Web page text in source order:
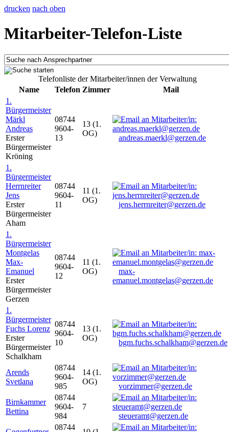
drucken nach oben
Mitarbeiter-Telefon-Liste
Telefonliste der Mitarbeiter/innen der Verwaltung
Name
Telefon Zimmer
Mail
1.
Bürgermeister
Märkl
Andreas
Erster
Bürgermeister
Kröning
08744
9604-
13
13 (1.
OG)
andreas.maerkl@gerzen.de
1.
Bürgermeister
Herrnreiter
Jens
Erster
Bürgermeister
Aham
08744
9604-
11
11 (1.
OG)
jens.herrnreiter@gerzen.de
1.
Bürgermeister
Montgelas
Max-
Emanuel
Erster
Bürgermeister
Gerzen
08744
9604-
12
11 (1.
OG)
max-
emanuel.montgelas@gerzen.de
1.
Bürgermeister
Fuchs Lorenz
Erster
Bürgermeister
Schalkham
08744
9604-
10
13 (1.
OG)
bgm.fuchs.schalkham@gerzen.de
Arends
Svetlana
08744
9604-
985
14 (1.
OG)
vorzimmer@gerzen.de
Birnkammer
Bettina
08744
9604-
984
7
steueramt@gerzen.de
08744